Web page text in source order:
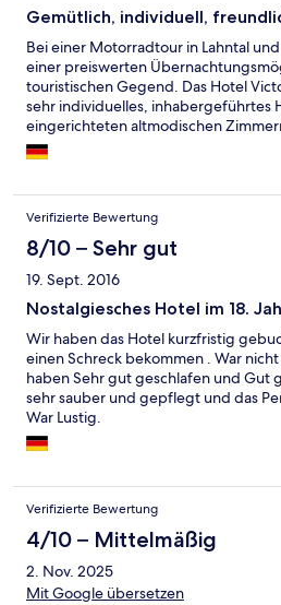
Gemütlich, individuell,
Bei einer Motorradtour in Lahntal
einer preiswerten
touristischen Gegend. Das Hotel
sehr individuelles, inhabergeführtes
eingerichteten altmodischen
Restaurant, sehr aufmerksamem und
Das auf Anfrage zubereitete Essen
Verifizierte Bewertung
8/10 – Sehr gut
19. Sept. 2016
Nostalgiesches Hotel im 18.
Wir haben das Hotel kurzfristig
einen Schreck bekommen . War
haben Sehr gut geschlafen und Gut
sehr sauber und gepflegt und das
War Lustig.
Verifizierte Bewertung
4/10 – Mittelmäßig
2. Nov. 2025
Mit Google übersetzen